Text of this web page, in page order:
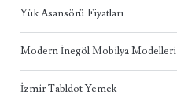
Yük Asansörü Fiyatları
Modern İnegöl Mobilya Modelleri
İzmir Tabldot Yemek